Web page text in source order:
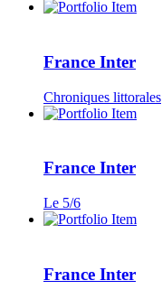
France Inter
Chroniques littorales
France Inter
Le 5/6
France Inter